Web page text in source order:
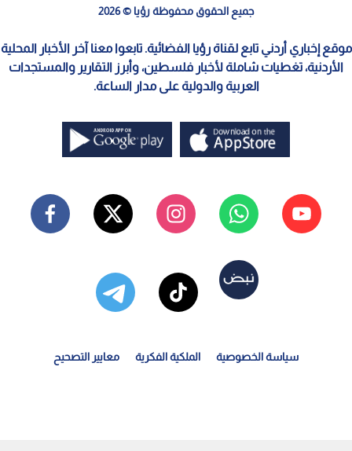
جميع الحقوق محفوظة رؤيا © 2026
موقع إخباري أردني تابع لقناة رؤيا الفضائية. تابعوا معنا آخر الأخبار المحلية
الأردنية، تغطيات شاملة لأخبار فلسطين، وأبرز التقارير والمستجدات
العربية والدولية على مدار الساعة.
سياسة الخصوصية الملكية الفكرية معايير التصحيح